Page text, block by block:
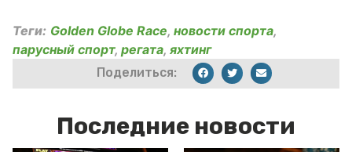
Теги: Golden Globe Race, новости спорта,
парусный спорт, регата, яхтинг
Поделиться:
Последние новости